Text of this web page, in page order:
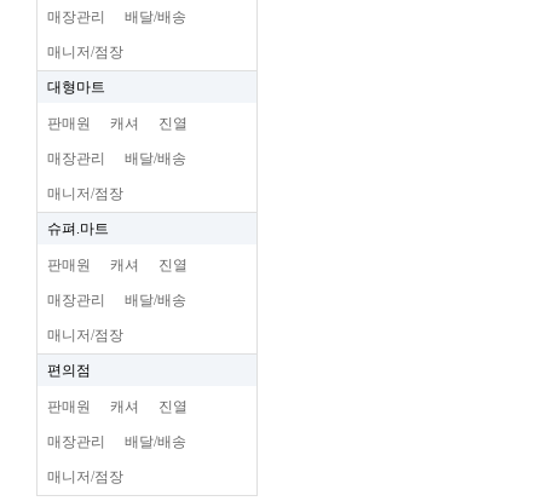
매장관리 배달/배송
매니저/점장
대형마트
판매원 캐셔 진열
매장관리 배달/배송
매니저/점장
슈펴.마트
판매원 캐셔 진열
매장관리 배달/배송
매니저/점장
편의점
판매원 캐셔 진열
매장관리 배달/배송
매니저/점장